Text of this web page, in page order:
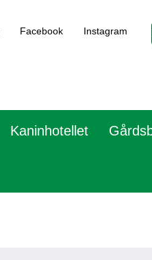
Facebook Instagram
Kaninhotellet